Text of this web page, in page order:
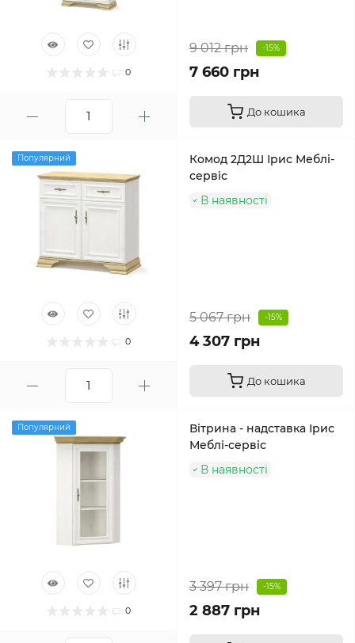
0
9 012 грн -15%
7 660 грн
До кошика
Популярний
0
Комод 2Д2Ш Ірис Меблі-
сервіс
В наявності
5 067 грн -15%
4 307 грн
До кошика
Популярний
0
Вітрина - надставка Ірис
Меблі-сервіс
В наявності
3 397 грн -15%
2 887 грн